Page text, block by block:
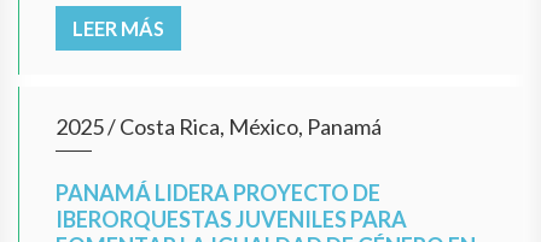
LEER MÁS
2025/Costa Rica, México, Panamá
PANAMÁ LIDERA PROYECTO DE
IBERORQUESTAS JUVENILES PARA